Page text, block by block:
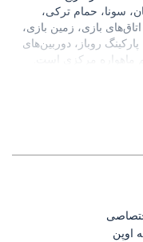
سونا، حمام ترکی،
بازی، زمین بازی،
روباز، دوربین‌های
ماهواره مرکزی است.
است، به خاطر سواحل،
و رستوران‌ها فاصله
اوپن